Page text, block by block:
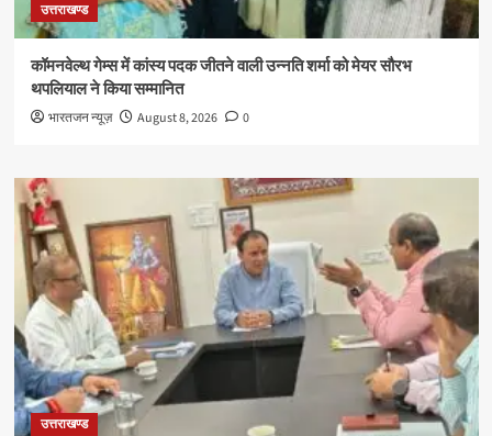
उत्तराखण्ड
कॉमनवेल्थ गेम्स में कांस्य पदक जीतने वाली उन्नति शर्मा को मेयर सौरभ
थपलियाल ने किया सम्मानित
भारतजन न्यूज़ August 8, 2026 0
उत्तराखण्ड